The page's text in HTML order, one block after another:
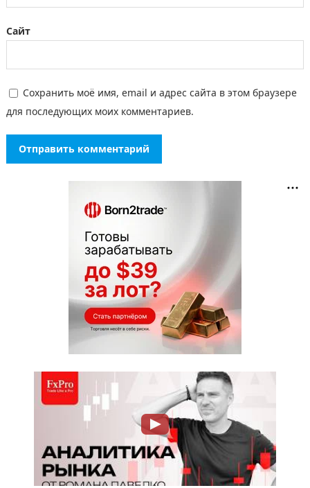
Сайт
Сохранить моё имя, email и адрес сайта в этом браузере
для последующих моих комментариев.